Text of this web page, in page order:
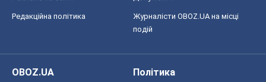
Редакційна політика
Журналісти OBOZ.UA на місці
подій
OBOZ.UA
Політика